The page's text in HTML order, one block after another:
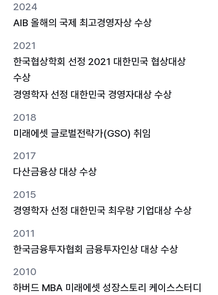
2024
AIB 올해의 국제 최고경영자상 수상
2021
한국협상학회 선정 2021 대한민국 협상대상
수상
경영학자 선정 대한민국 경영자대상 수상
2018
미래에셋 글로벌전략가(GSO) 취임
2017
다산금융상 대상 수상
2015
경영학자 선정 대한민국 최우량 기업대상 수상
2011
한국금융투자협회 금융투자인상 대상 수상
2010
하버드 MBA 미래에셋 성장스토리 케이스스터디